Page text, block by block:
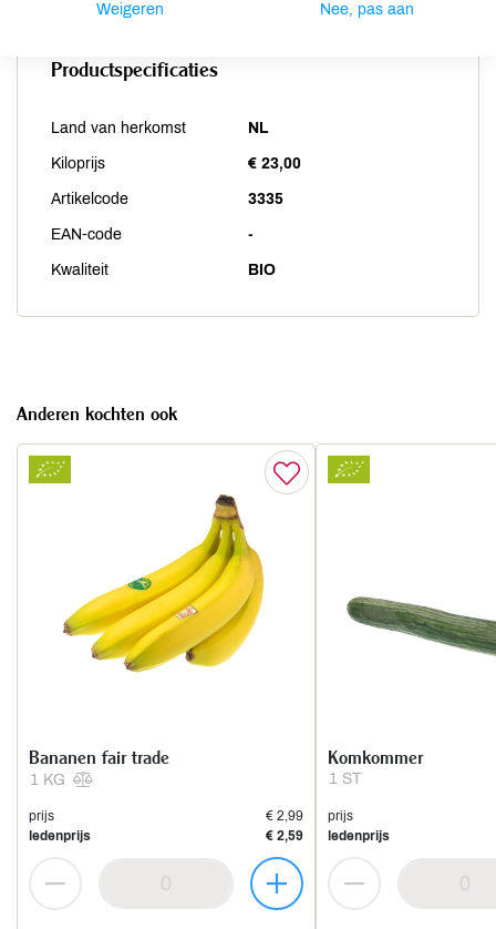
Productspecificaties
Land van herkomst NL
Kiloprijs € 23,00
Artikelcode 3335
EAN-code -
Kwaliteit BIO
Anderen kochten ook
1 KG
Bananen fair trade
prijs
€ 2,99
ledenprijs
€ 2,59
1 ST
Komkommer
prijs
ledenprijs
Weigeren Nee, pas aan